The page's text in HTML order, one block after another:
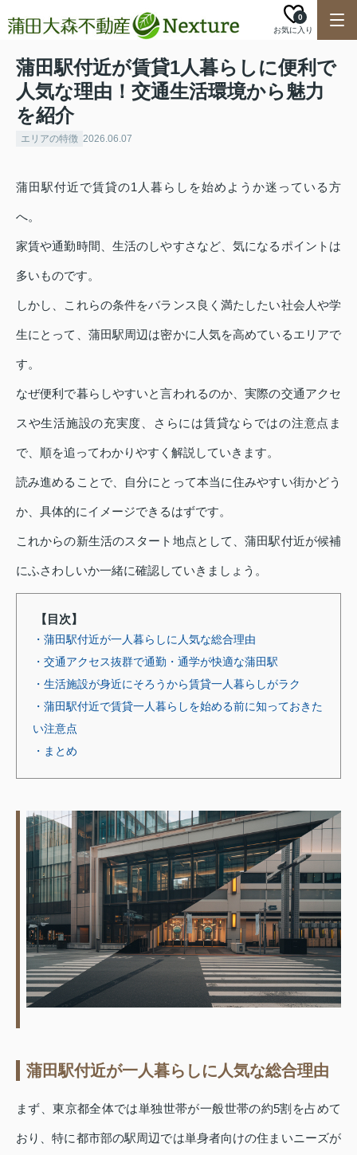
お気に入り
0
蒲田駅付近が賃貸1人暮らしに便利で
人気な理由！交通生活環境から魅力
を紹介
エリアの特徴 2026.06.07
蒲田駅付近で賃貸の1人暮らしを始めようか迷っている方
へ。
家賃や通勤時間、生活のしやすさなど、気になるポイントは
多いものです。
しかし、これらの条件をバランス良く満たしたい社会人や学
生にとって、蒲田駅周辺は密かに人気を高めているエリアで
す。
なぜ便利で暮らしやすいと言われるのか、実際の交通アクセ
スや生活施設の充実度、さらには賃貸ならではの注意点ま
で、順を追ってわかりやすく解説していきます。
読み進めることで、自分にとって本当に住みやすい街かどう
か、具体的にイメージできるはずです。
これからの新生活のスタート地点として、蒲田駅付近が候補
にふさわしいか一緒に確認していきましょう。
【目次】
・蒲田駅付近が一人暮らしに人気な総合理由
・交通アクセス抜群で通勤・通学が快適な蒲田駅
・生活施設が身近にそろうから賃貸一人暮らしがラク
・蒲田駅付近で賃貸一人暮らしを始める前に知っておきた
い注意点
・まとめ
蒲田駅付近が一人暮らしに人気な総合理由
まず、東京都全体では単独世帯が一般世帯の約5割を占めて
おり、特に都市部の駅周辺では単身者向けの住まいニーズが